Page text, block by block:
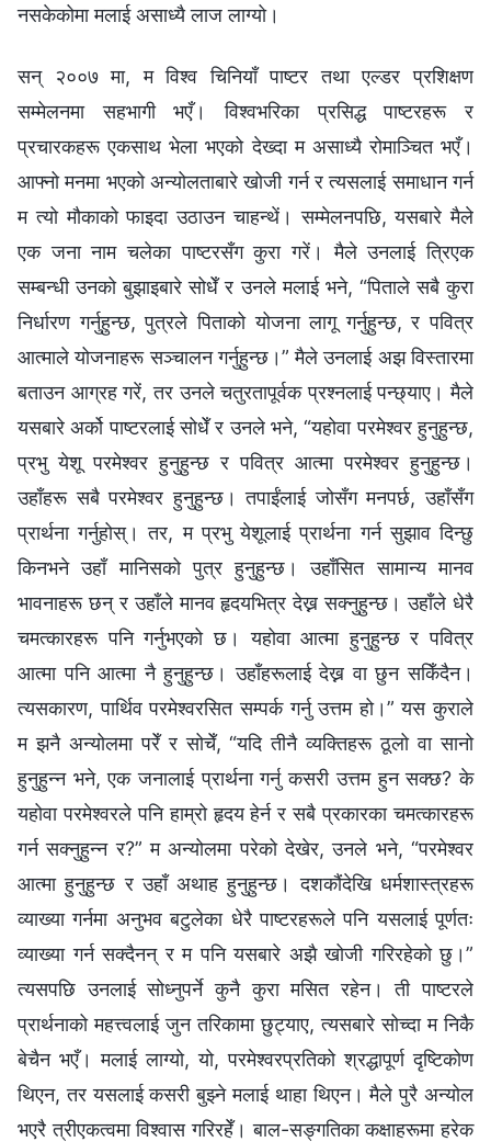
नसकेकोमा मलाई असाध्यै लाज लाग्यो।
सन् २००७ मा, म विश्‍व चिनियाँ पाष्टर तथा एल्डर प्रशिक्षण
सम्मेलनमा सहभागी भएँ। विश्‍वभरिका प्रसिद्ध पाष्टरहरू र
प्रचारकहरू एकसाथ भेला भएको देख्दा म असाध्यै रोमाञ्चित भएँ।
आफ्नो मनमा भएको अन्योलताबारे खोजी गर्न र त्यसलाई समाधान गर्न
म त्यो मौकाको फाइदा उठाउन चाहन्थें। सम्मेलनपछि, यसबारे मैले
एक जना नाम चलेका पाष्टरसँग कुरा गरें। मैले उनलाई त्रिएक
सम्‍बन्धी उनको बुझाइबारे सोधेँ र उनले मलाई भने, “पिताले सबै कुरा
निर्धारण गर्नुहुन्छ, पुत्रले पिताको योजना लागू गर्नुहुन्छ, र पवित्र
आत्माले योजनाहरू सञ्चालन गर्नुहुन्छ।” मैले उनलाई अझ विस्तारमा
बताउन आग्रह गरें, तर उनले चतुरतापूर्वक प्रश्नलाई पन्छ्याए। मैले
यसबारे अर्को पाष्टरलाई सोधेँ र उनले भने, “यहोवा परमेश्‍वर हुनुहुन्छ,
प्रभु येशू परमेश्‍वर हुनुहुन्छ र पवित्र आत्मा परमेश्‍वर हुनुहुन्छ।
उहाँहरू सबै परमेश्‍वर हुनुहुन्छ। तपाईंलाई जोसँग मनपर्छ, उहाँसँग
प्रार्थना गर्नुहोस्। तर, म प्रभु येशूलाई प्रार्थना गर्न सुझाव दिन्छु
किनभने उहाँ मानिसको पुत्र हुनुहुन्छ। उहाँसित सामान्य मानव
भावनाहरू छन् र उहाँले मानव हृदयभित्र देख्न सक्नुहुन्छ। उहाँले धेरै
चमत्कारहरू पनि गर्नुभएको छ। यहोवा आत्मा हुनुहुन्छ र पवित्र
आत्मा पनि आत्मा नै हुनुहुन्छ। उहाँहरूलाई देख्न वा छुन सकिँदैन।
त्यसकारण, पार्थिव परमेश्‍वरसित सम्पर्क गर्नु उत्तम हो।” यस कुराले
म झनै अन्योलमा परेँ र सोचेँ, “यदि तीनै व्यक्तिहरू ठूलो वा सानो
हुनुहुन्न भने, एक जनालाई प्रार्थना गर्नु कसरी उत्तम हुन सक्छ? के
यहोवा परमेश्‍वरले पनि हाम्रो हृदय हेर्न र सबै प्रकारका चमत्कारहरू
गर्न सक्नुहुन्न र?” म अन्योलमा परेको देखेर, उनले भने, “परमेश्‍वर
आत्मा हुनुहुन्छ र उहाँ अथाह हुनुहुन्छ। दशकौंदेखि धर्मशास्त्रहरू
व्याख्या गर्नमा अनुभव बटुलेका धेरै पाष्टरहरूले पनि यसलाई पूर्णतः
व्याख्या गर्न सक्दैनन् र म पनि यसबारे अझै खोजी गरिरहेको छु।”
त्यसपछि उनलाई सोध्नुपर्ने कुनै कुरा मसित रहेन। ती पाष्टरले
प्रार्थनाको महत्त्वलाई जुन तरिकामा छुट्याए, त्यसबारे सोच्दा म निकै
बेचैन भएँ। मलाई लाग्यो, यो, परमेश्‍वरप्रतिको श्रद्धापूर्ण दृष्टिकोण
थिएन, तर यसलाई कसरी बुझ्ने मलाई थाहा थिएन। मैले पुरै अन्योल
भएरै त्रीएकत्वमा विश्‍वास गरिरहेँ। बाल-सङ्गतिका कक्षाहरूमा हरेक